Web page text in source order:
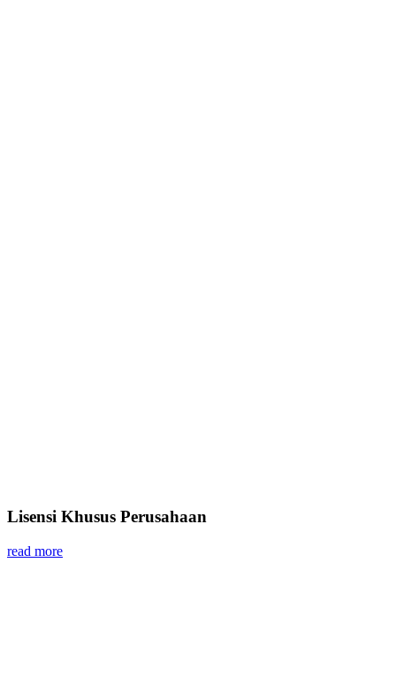
Lisensi Khusus Perusahaan
read more